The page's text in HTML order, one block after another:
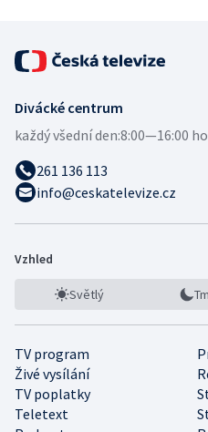
Divácké centrum
každý všední den:8:00—16:00
261 136 113
info@ceskatelevize.cz
Vzhled
Světlý
TV program
Živé vysílání
TV poplatky
Teletext